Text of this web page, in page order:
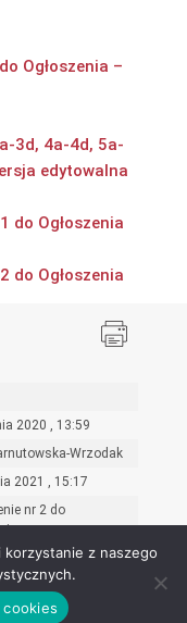
Ogłoszenia –
3d, 4a-4d, 5a-
edytowalna
do Ogłoszenia
do Ogłoszenia
2020 , 13:59
Wrzodak
2021 , 15:17
nr 2 do
Publicznej 2026
korzystanie z naszego
cookies